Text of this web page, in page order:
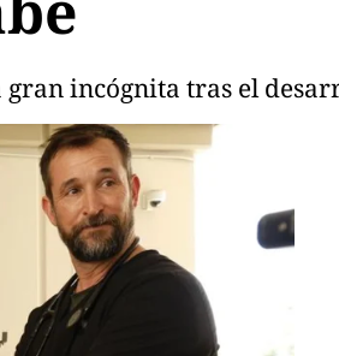
incógnita tras el